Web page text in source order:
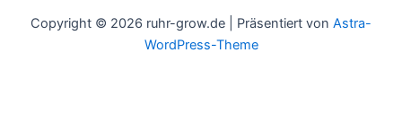
Copyright © 2026 ruhr-grow.de | Präsentiert von Astra-
WordPress-Theme